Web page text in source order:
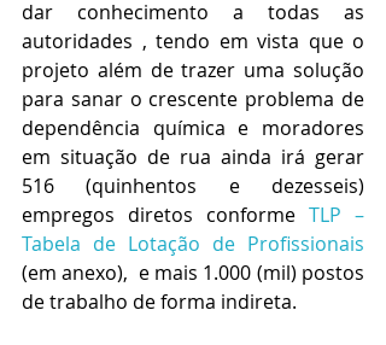
dar conhecimento a todas as
autoridades , tendo em vista que o
projeto além de trazer uma solução
para sanar o crescente problema de
dependência química e moradores
em situação de rua ainda irá gerar
516 (quinhentos e dezesseis)
empregos diretos conforme TLP –
(em anexo),  e mais 1.000 (mil) postos
de trabalho de forma indireta.